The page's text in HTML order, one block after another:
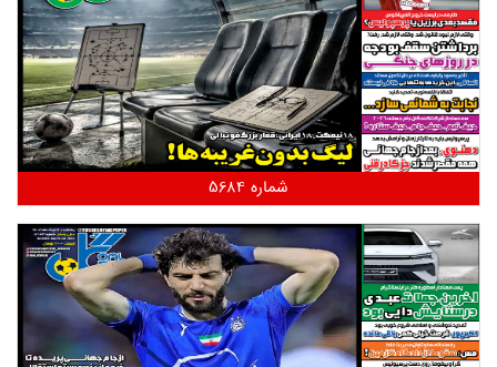
شماره 5684